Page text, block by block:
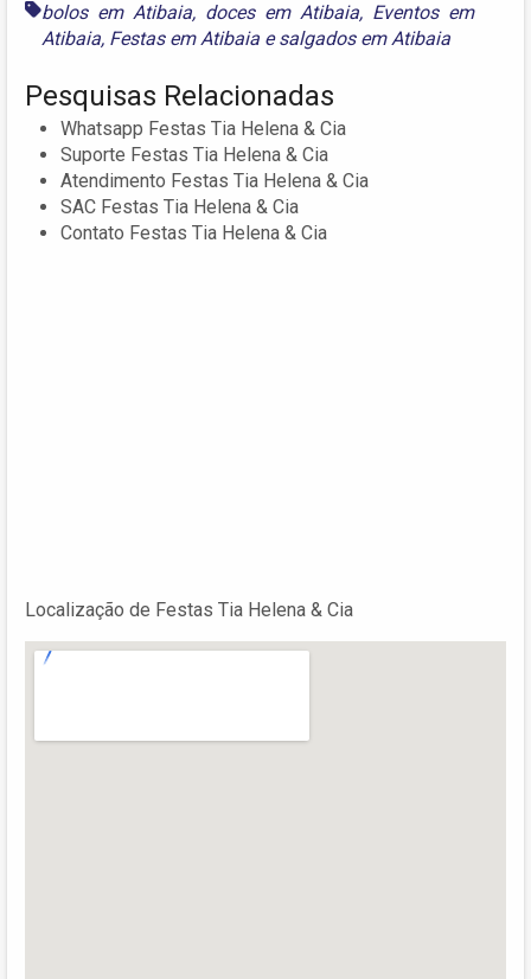
bolos em Atibaia, doces em Atibaia, Eventos em
Atibaia, Festas em Atibaia esalgados em Atibaia
Pesquisas Relacionadas
Whatsapp Festas Tia Helena & Cia
Suporte Festas Tia Helena & Cia
Atendimento Festas Tia Helena & Cia
SAC Festas Tia Helena & Cia
Contato Festas Tia Helena & Cia
Localização de Festas Tia Helena & Cia